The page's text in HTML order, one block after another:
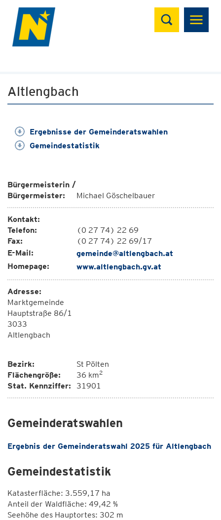
Suchen
Altlengbach
Ergebnisse der Gemeinderatswahlen
Gemeindestatistik
Bürgermeisterin /
Bürgermeister:
Michael Göschelbauer
Kontakt:
Telefon:
(0 27 74) 22 69
Fax:
(0 27 74) 22 69/17
E-Mail:
gemeinde@altlengbach.at
Homepage:
www.altlengbach.gv.at
Adresse:
Marktgemeinde
Hauptstraße 86/1
3033
Altlengbach
Bezirk:
St Pölten
Flächengröße:
36 km2
Stat. Kennziffer: 31901
Gemeinderatswahlen
Ergebnis der Gemeinderatswahl 2025 für Altlengbach
Gemeindestatistik
Katasterfläche: 3.559,17 ha
Anteil der Waldfläche: 49,42 %
Seehöhe des Hauptortes: 302 m